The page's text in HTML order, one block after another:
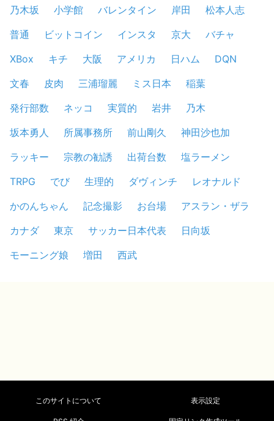
乃木坂 小学館 バレンタイン 岸田
松本人志
普通
ビットコイン インスタ 京大
バチャ
XBox
キチ 大阪 アメリカ 日ハム
DQN
文春
皮肉 三浦瑠麗 ミス日本
稲葉
発行部数
ネッコ 実質的 岩井
乃木
坂本勇人
所属事務所 前山剛久
神田沙也加
ラッキー
宗教の勧誘 出荷台数
塩ラーメン
TRPG
でび 生理的 ダヴィンチ
レオナルド
かのんちゃん
記念撮影 お台場
アスラン・ザラ
カナダ
東京 サッカー日本代表
日向坂
モーニング娘
増田 西武
このサイトについて 表示設定